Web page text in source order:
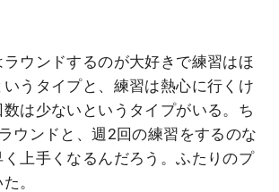
ウンドするのが大好きで練習はほ
いうタイプと、練習は熱心に行くけ
は少ないというタイプがいる。ち
ウンドと、週2回の練習をするのな
く上手くなるんだろう。ふたりのプ
。